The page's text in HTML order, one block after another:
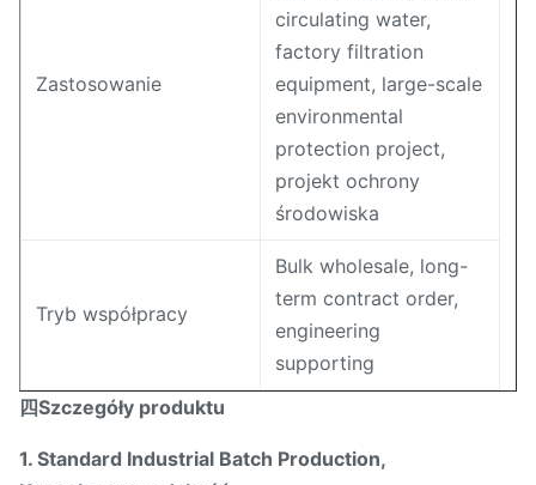
Zastosowanie
circulating water,
factory filtration
equipment, large-scale
environmental
protection project,
projekt ochrony
środowiska
Tryb współpracy
Bulk wholesale, long-
term contract order,
engineering
supporting
四Szczegóły produktu
1. Standard Industrial Batch Production,